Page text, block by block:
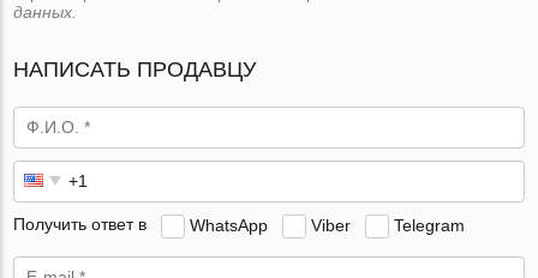
данных.
НАПИСАТЬ ПРОДАВЦУ
Получить ответ в WhatsApp Viber Telegram